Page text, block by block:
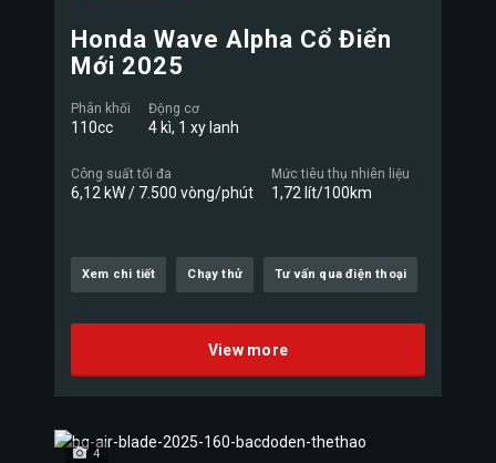
Honda Wave Alpha Cổ Điển
Mới 2025
Phân khối
110cc
Động cơ
4 kì, 1 xy lanh
Công suất tối đa
6,12 kW / 7.500 vòng/phút
Mức tiêu thụ nhiên liệu
1,72 lít/100km
Xem chi tiết Chạy thử Tư vấn qua điện thoại
View more
4